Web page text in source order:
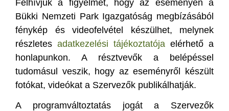
Felhívjuk a figyelmet, hogy az eseményen a
Bükki Nemzeti Park Igazgatóság megbízásából
fénykép és videofelvétel készülhet, melynek
részletes adatkezelési tájékoztatója elérhető a
honlapunkon. A résztvevők a belépéssel
tudomásul veszik, hogy az eseményről készült
fotókat, videókat a Szervezők publikálhatják.
A programváltoztatás jogát a Szervezők